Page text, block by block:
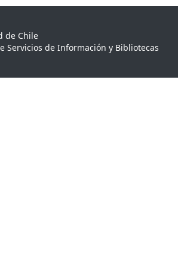
de Chile
Servicios de Información y Bibliotecas